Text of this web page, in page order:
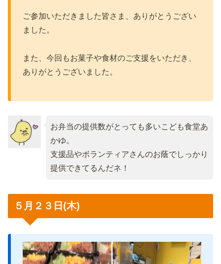
ご参加いただきました皆さま、ありがとうござい
ました。
また、今回もお菓子や食材のご支援をいただき、
ありがとうございました。
お弁当の提供数がとっても多いこども食堂あ
かゆ。
支援品やボランティアさんのお蔭でしっかり
提供できてるんだネ！
５月２３日(木)